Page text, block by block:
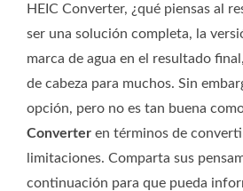
HEIC Converter, ¿qué piensas al
ser una solución completa, la
marca de agua en el resultado
de cabeza para muchos. Sin
opción, pero no es tan buena
Converter en términos de
limitaciones. Comparta sus
continuación para que pueda